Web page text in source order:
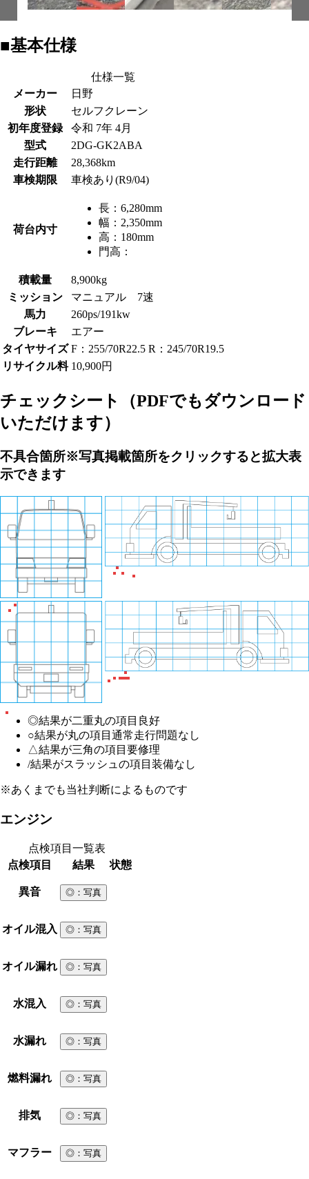
■基本仕様
仕様一覧
メーカー
日野
形状
セルフクレーン
初年度登録
令和 7年 4月
型式
2DG-GK2ABA
走行距離
28,368km
車検期限
車検あり(R9/04)
荷台内寸
長： 6,280mm
幅： 2,350mm
高： 180mm
門高：
積載量
8,900kg
ミッション
マニュアル 7速
馬力
260ps/191kw
ブレーキ
エアー
タイヤサイズ F：255/70R22.5 R：245/70R19.5
リサイクル料 10,900円
チェックシート
（PDFでもダウンロード
いただけます）
不具合箇所※写真掲載箇所をクリックすると拡大表
示できます
◎結果が二重丸の項目 良好
○結果が丸の項目 通常走行問題なし
△結果が三角の項目 要修理
/結果がスラッシュの項目 装備なし
※あくまでも当社判断によるものです
エンジン
点検項目一覧表
点検項目
結果 状態
異音 ◎ ：写真
オイル混入 ◎ ：写真
オイル漏れ ◎ ：写真
水混入 ◎ ：写真
水漏れ ◎ ：写真
燃料漏れ ◎ ：写真
排気 ◎ ：写真
マフラー ◎ ：写真